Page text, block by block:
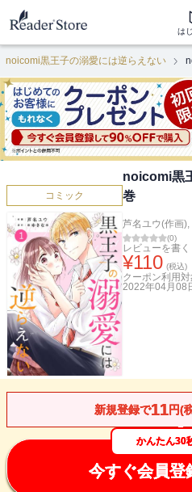
は
noicomi黒王子の溺愛には逆らえない
コミック
noicomi黒
巻
芦名ユウ(作画),
(0)
レビューを書く
¥110 (税込)
クーポン利用
2022年04月08
新規登録で11円(
かんたん30
今すぐ会員登